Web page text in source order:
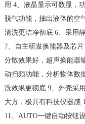
用 4、液晶显示可数显，
脱气功能，抽出液体的空
清洗更洁净彻底 6、采用
7、自主研发换能器及芯
分散效果好，超声换能器
动扫频功能，分析物体数
洗效果更彻底 9、外壳采
大方，极具有科技仪器感
11、AUTO一键自动按钮